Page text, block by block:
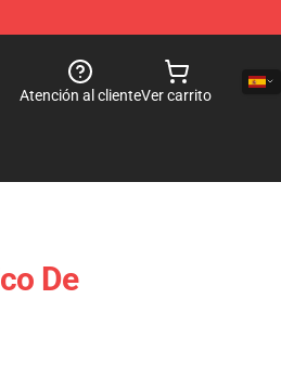
Atención al clienteVer carrito
De